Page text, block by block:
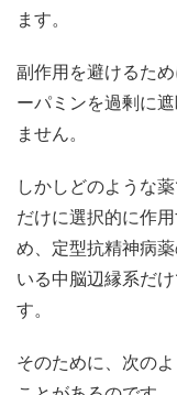
ます。
副作用を避けるた
ーパミンを過剰に
ません。
しかしどのような
だけに選択的に作
め、定型抗精神病
いる中脳辺縁系だ
す。
そのために、次の